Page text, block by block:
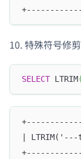
特殊符号修剪
SELECT LTRIM(
|